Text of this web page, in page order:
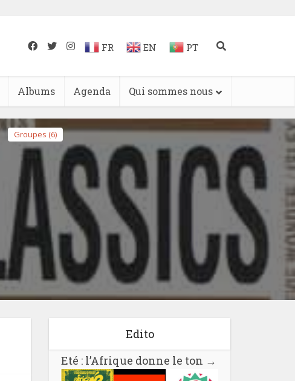
FR EN PT
Albums Agenda Qui sommes nous
Groupes (6)
Edito
Eté : l’Afrique donne le ton →